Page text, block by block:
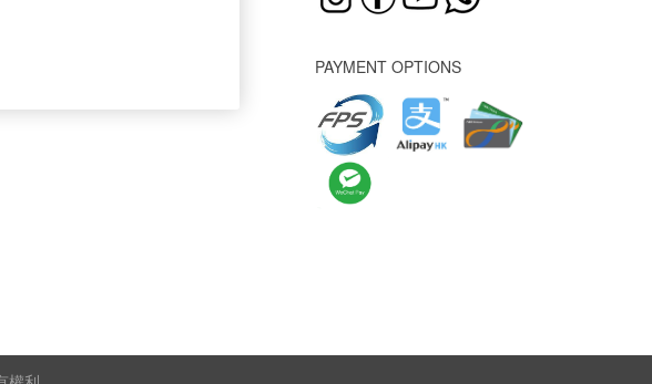
PAYMENT OPTIONS